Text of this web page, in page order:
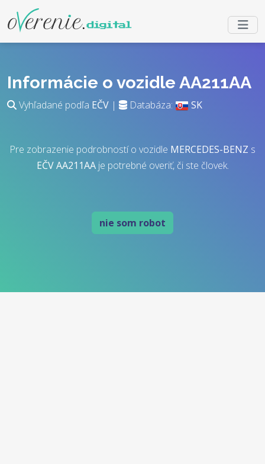
Informácie o vozidle AA211AA
Vyhľadané podľa EČV | Databáza: SK
Pre zobrazenie podrobností o vozidle MERCEDES-BENZ s
EČV AA211AAje potrebné overiť, či ste človek.
nie som robot